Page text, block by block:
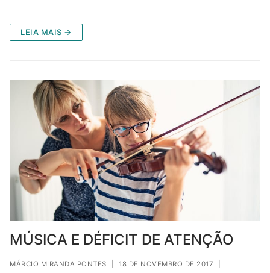
LEIA MAIS →
MÚSICA E DÉFICIT DE ATENÇÃO
MÁRCIO MIRANDA PONTES 18 DE NOVEMBRO DE 2017